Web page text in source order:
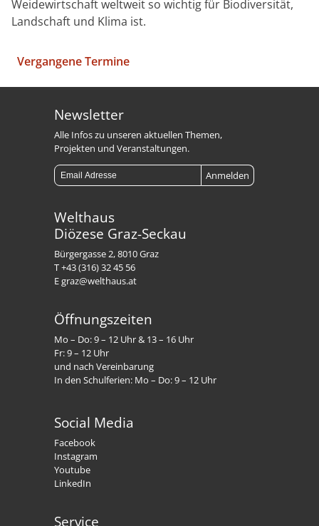
Weidewirtschaft weltweit so wichtig für Biodiversität,
Landschaft und Klima ist.
Beitrags-
Navigation
Vergangene Termine
Newsletter
Alle Infos zu unseren aktuellen Themen,
Projekten und Veranstaltungen.
Welthaus
Diözese Graz-Seckau
Bürgergasse 2, 8010 Graz
T +43 (316) 32 45 56
E graz@welthaus.at
Öffnungszeiten
Mo – Do: 9 – 12 Uhr & 13 – 16 Uhr
Fr: 9 – 12 Uhr
und nach Vereinbarung
In den Schulferien: Mo – Do: 9 – 12 Uhr
Social Media
Facebook
Instagram
Youtube
LinkedIn
Service